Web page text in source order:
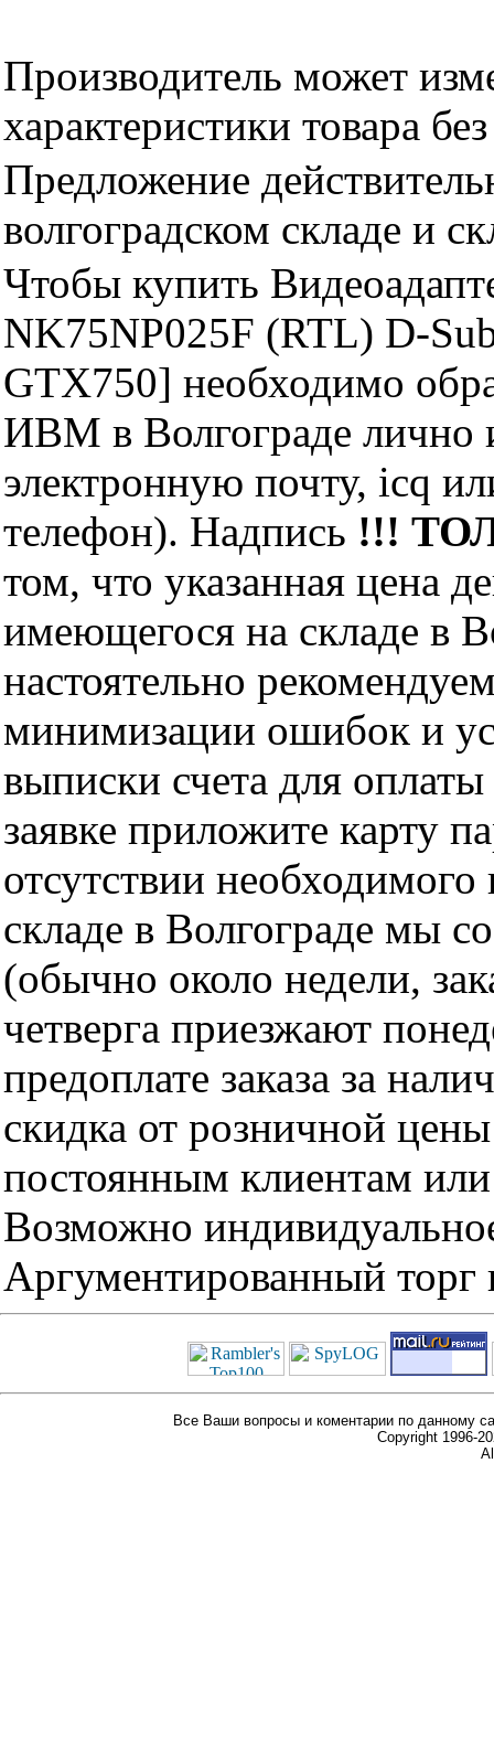
Производитель может
характеристики товара
Предложение
волгоградском складе и
Чтобы купить
NK75NP025F (RTL) D-
GTX750] необходимо
ИВМ в Волгограде лично
электронную почту, icq
телефон). Надпись !!!
том, что указанная цена
имеющегося на складе в
настоятельно
минимизации ошибок и
выписки счета для
заявке приложите карту
отсутствии
складе в Волгограде мы
(обычно около недели,
четверга приезжают
предоплате заказа за
скидка от розничной
постоянным клиентам
Возможно
Аргументированный торг
Все Ваши вопросы и коментарии по данному
Copyright 1996-